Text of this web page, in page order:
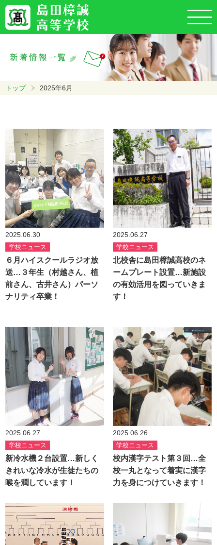
トップ 2025年6月
2025.06.30
学校ニュース
６月ハイスクールラジオ放
送…３年生（村越さん、植
前さん、古井さん）パーソ
ナリティ卒業！
2025.06.27
学校ニュース
北校舎に島田樟誠高校のネ
ームプレート設置…新施設
の有効活用を図っていきま
す！
2025.06.27
学校ニュース
新冷水機２台設置…新しく
きれいな冷水が生徒たちの
喉を潤しています！
2025.06.26
学校ニュース
校内漢字テスト第３回…全
校一丸となって着実に漢字
力を身につけていきます！